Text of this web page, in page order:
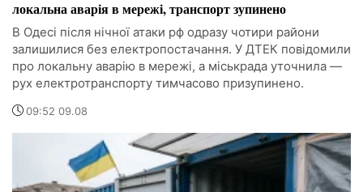
локальна аварія в мережі, транспорт зупинено
В Одесі після нічної атаки рф одразу чотири райони
залишилися без електропостачання. У ДТЕК повідомили
про локальну аварію в мережі, а міськрада уточнила —
рух електротранспорту тимчасово призупинено.
09:52 09.08